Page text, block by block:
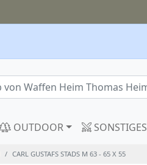
OUTDOOR SONSTIGES
CARL GUSTAFS STADS M 63 - 65 X 55